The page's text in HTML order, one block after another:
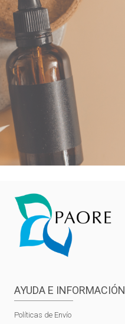
AYUDA E INFORMACIÓN
Políticas de Envío